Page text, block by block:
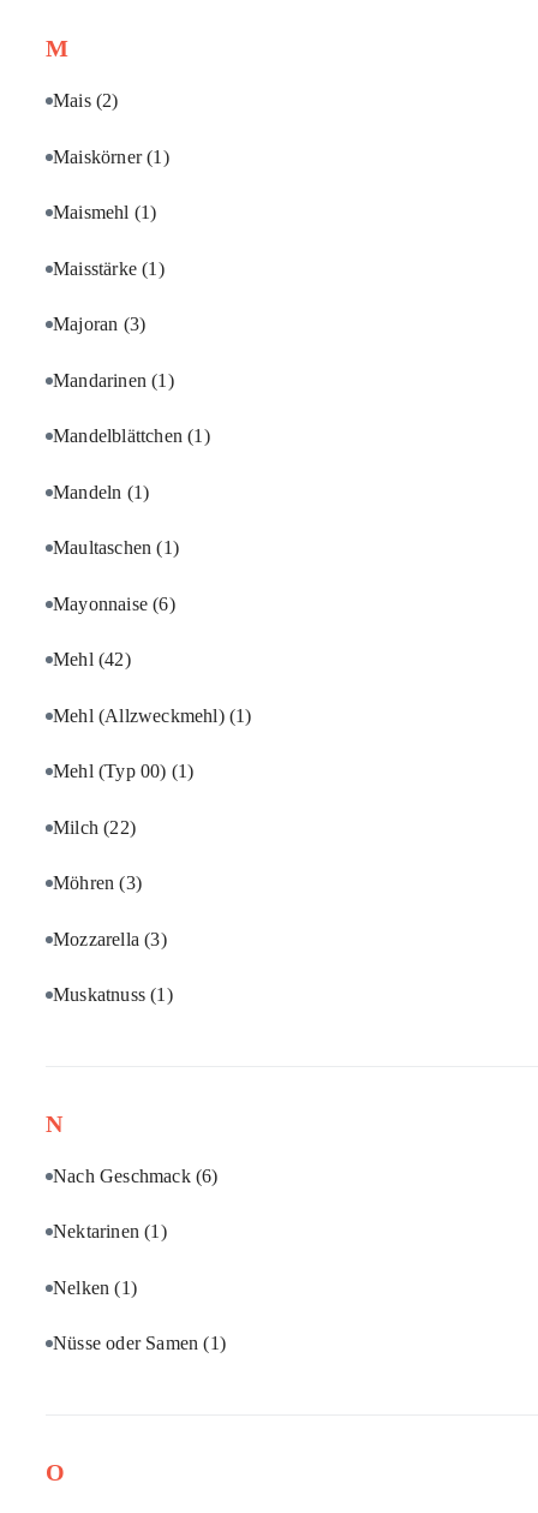
M
Mais (2)
Maiskörner(1)
Maismehl (1)
Maisstärke(1)
Majoran (3)
Mandarinen(1)
Mandelblättchen(1)
Mandeln (1)
Maultaschen(1)
Mayonnaise(6)
Mehl (42)
Mehl (Allzweckmehl) (1)
Mehl (Typ 00) (1)
Milch(22)
Möhren(3)
Mozzarella(3)
Muskatnuss(1)
N
Nach Geschmack (6)
Nektarinen(1)
Nelken(1)
Nüsse oder Samen(1)
O